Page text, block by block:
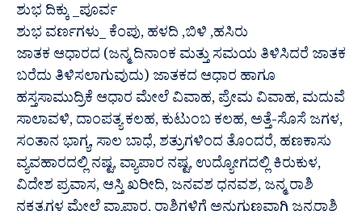
ಶುಭ ದಿಕ್ಕು _ಪೂರ್ವ
ಶುಭ ವರ್ಣಗಳು_ ಕೆಂಪು, ಹಳದಿ ,ಬಿಳಿ ,ಹಸಿರು
ಜಾತಕ ಆಧಾರದ (ಜನ್ಮ ದಿನಾಂಕ ಮತ್ತು ಸಮಯ ತಿಳಿಸಿದರೆ ಜಾತಕ
ಬರೆದು ತಿಳಿಸಲಾಗುವುದು) ಜಾತಕದ ಆಧಾರ ಹಾಗೂ
ಹಸ್ತಸಾಮುದ್ರಿಕೆ ಆಧಾರ ಮೇಲೆ ವಿವಾಹ, ಪ್ರೇಮ ವಿವಾಹ, ಮದುವೆ
ಸಾಲಾವಳಿ, ದಾಂಪತ್ಯ ಕಲಹ, ಕುಟುಂಬ ಕಲಹ, ಅತ್ತೆ-ಸೊಸೆ ಜಗಳ,
ಸಂತಾನ ಭಾಗ್ಯ, ಸಾಲ ಬಾಧೆ, ಶತ್ರುಗಳಿಂದ ತೊಂದರೆ, ಹಣಕಾಸು
ವ್ಯವಹಾರದಲ್ಲಿ ನಷ್ಟ, ವ್ಯಾಪಾರ ನಷ್ಟ, ಉದ್ಯೋಗದಲ್ಲಿ ಕಿರುಕುಳ,
ವಿದೇಶ ಪ್ರವಾಸ, ಆಸ್ತಿ ಖರೀದಿ, ಜನವಶ ಧನವಶ, ಜನ್ಮ ರಾಶಿ